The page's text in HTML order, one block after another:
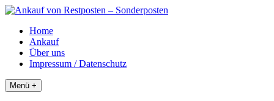
Skip
contentHome
Ankauf
Über uns
Impressum / Datenschutz
Menü +